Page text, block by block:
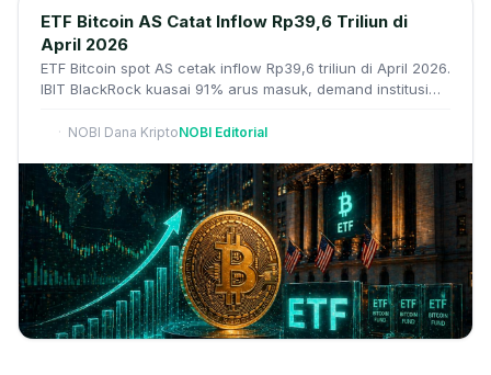
ETF Bitcoin AS Catat Inflow Rp39,6 Triliun di
April 2026
ETF Bitcoin spot AS cetak inflow Rp39,6 triliun di April 2026.
IBIT BlackRock kuasai 91% arus masuk, demand institusi
NOBI Dana KriptoNOBI Editorial